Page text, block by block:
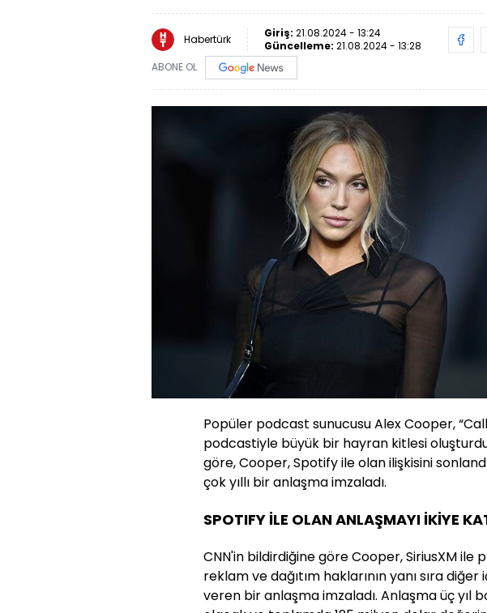
Habertürk Giriş: 21.08.2024 - 13:24
Güncelleme: 21.08.2024 - 13:28
ABONE OL
Popüler podcast sunucusu Alex Cooper,
podcastiyle büyük bir hayran kitlesi
göre, Cooper, Spotify ile olan ilişkisini
çok yıllı bir anlaşma imzaladı.
SPOTIFY İLE OLAN ANLAŞMAYI İKİYE
CNN'in bildirdiğine göre Cooper, SiriusXM ile
reklam ve dağıtım haklarının yanı sıra
veren bir anlaşma imzaladı. Anlaşma üç yıl